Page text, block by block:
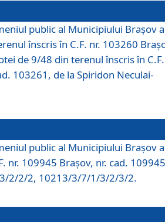
public al Municipiului Braşov a
înscris în C.F. nr. 103260
de 9/48 din terenul înscris în
103261, de la Spiridon Neculai-
public al Municipiului Braşov a
nr. 109945 Brașov, nr. cad.
2/2/2, 10213/3/7/1/3/2/3/2.